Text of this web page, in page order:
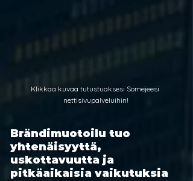
Klikkaa kuvaa tutustuaksesi Somejeesi
nettisivupalveluihin!
Brändimuotoilu tuo
yhtenäisyyttä,
uskottavuutta ja
pitkäaikaisia vaikutuksia